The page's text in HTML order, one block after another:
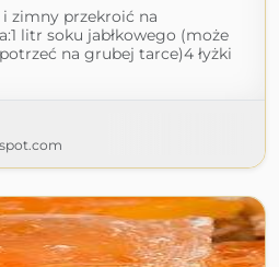
zimny przekroić na
litr soku jabłkowego (może
na grubej tarce)4 łyżki